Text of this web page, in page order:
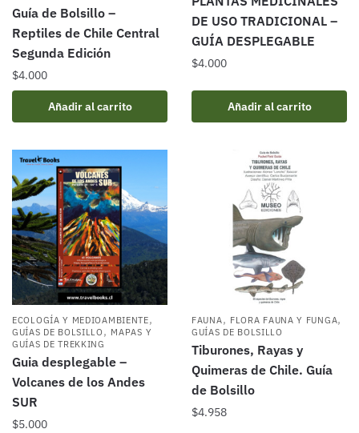
Guía de Bolsillo –
Reptiles de Chile Central
Segunda Edición
$4.000
Añadir al carrito
DE USO TRADICIONAL –
GUÍA DESPLEGABLE
$4.000
Añadir al carrito
ECOLOGÍA Y MEDIOAMBIENTE,
GUÍAS DE BOLSILLO , MAPAS Y
GUÍAS DE TREKKING
Guia desplegable –
Volcanes de los Andes
SUR
$5.000
FAUNA, FLORA FAUNA Y FUNGA,
GUÍAS DE BOLSILLO
Tiburones, Rayas y
Quimeras de Chile. Guía
de Bolsillo
$4.958